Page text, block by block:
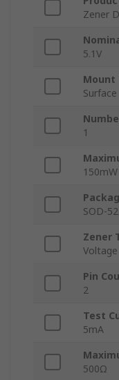
Zener
5.1V
Mount
Surface
1
150mW
SOD-
Zener
Pin
2
Test
5mA
500Ω